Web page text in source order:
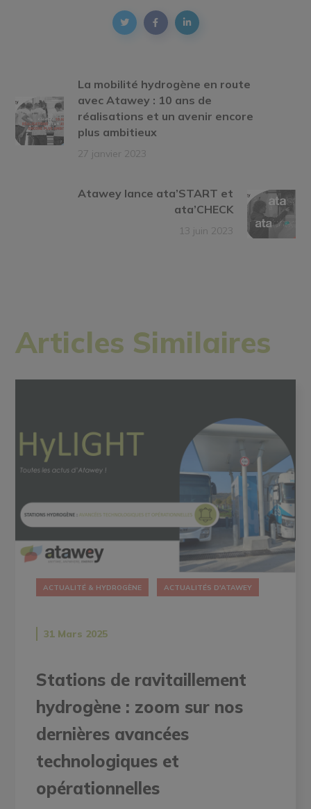
La mobilité hydrogène en route
avec Atawey : 10 ans de
réalisations et un avenir encore
plus ambitieux
27 janvier 2023
Atawey lance ata’START et
ata’CHECK
13 juin 2023
Articles Similaires
ACTUALITÉ & HYDROGÈNE ACTUALITÉS D'ATAWEY
31 Mars 2025
Stations de ravitaillement
hydrogène : zoom sur nos
dernières avancées
technologiques et
opérationnelles